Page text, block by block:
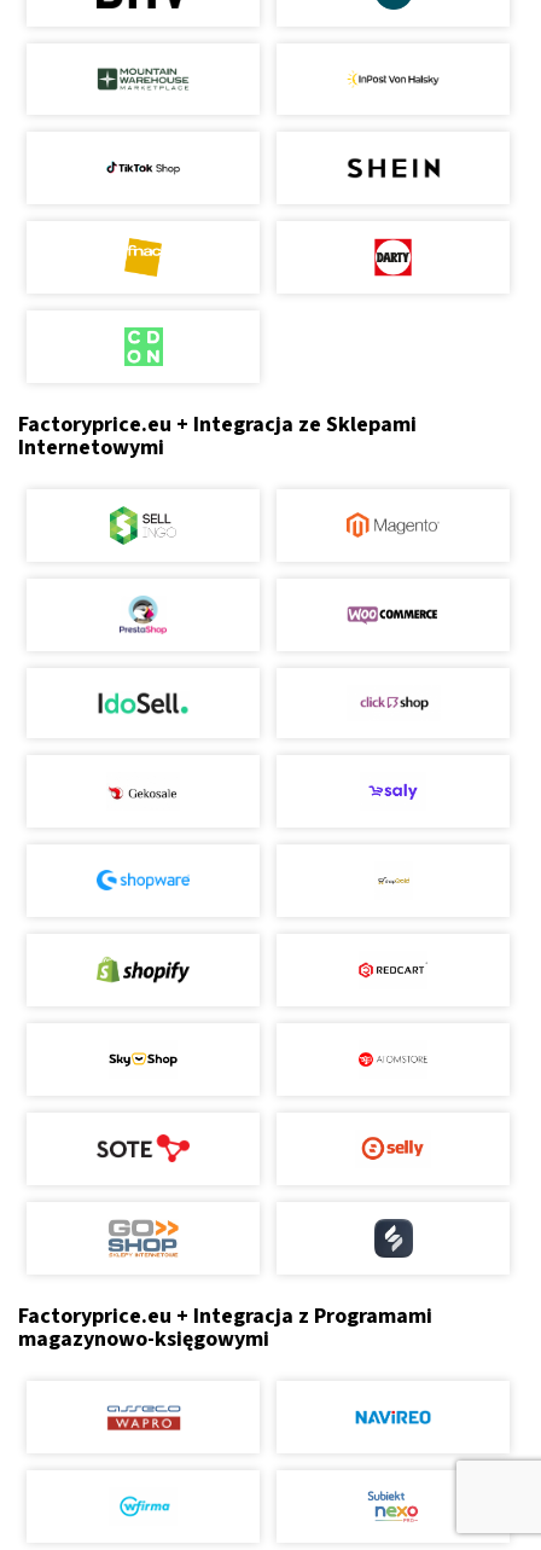
Factoryprice.eu + Integracja ze Sklepami
Internetowymi
Factoryprice.eu + Integracja z Programami
magazynowo-księgowymi